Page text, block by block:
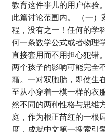
教育这件事儿的用户体验
此篇讨论范围内。 （一
程，没有之一！任何的学
何一条数学公式或者物理
直接套用而不用担心犯错
两个孩子的影响可能完全
霜。一对双胞胎，即使生
至从小穿着一模一样的衣
然不同的两种性格与思维
庭，作为根正苗红的一根
度，成就中文第一搜索引